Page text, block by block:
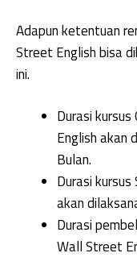
Adapun ketentuan
Street English bisa
ini.
Durasi
English akan
Bulan.
Durasi
akan
Durasi
Wall Street